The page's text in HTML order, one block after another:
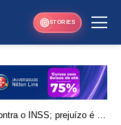
STORIES
o INSS; prejuízo é de